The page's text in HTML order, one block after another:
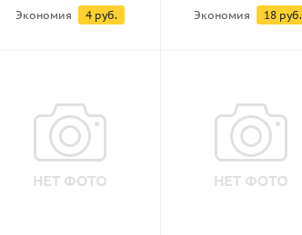
Экономия 4руб. Экономия 18руб.